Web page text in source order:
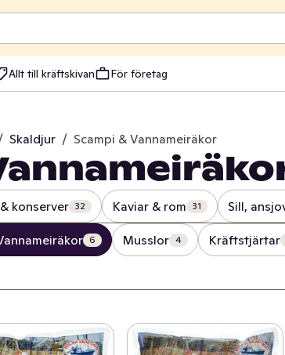
Allt till kräftskivan För företag
Skaldjur / Scampi & Vannameiräkor
konserver 32 Kaviar & rom 31 Sill,
6 Musslor 4 Kräftstjärtar